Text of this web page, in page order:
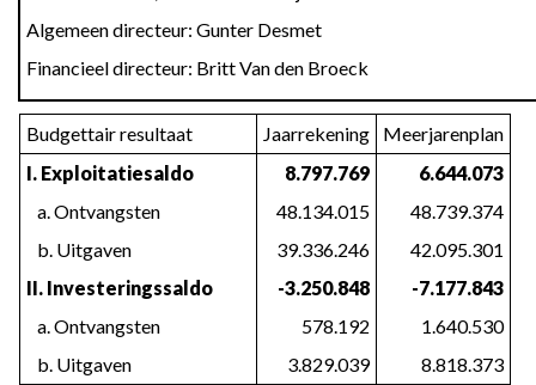
financieel
evenwicht
Schema
Algemeen directeur: Gunter Desmet
Financieel directeur: Britt Van den Broeck
Budgettair resultaat Jaarrekening
Meerjarenplan
I. Exploitatiesaldo
8.797.769
6.644.073
   a. Ontvangsten
48.134.015
48.739.374
   b. Uitgaven
39.336.246
42.095.301
II. Investeringssaldo
-3.250.848
-7.177.843
   a. Ontvangsten
578.192
1.640.530
   b. Uitgaven
3.829.039
8.818.373